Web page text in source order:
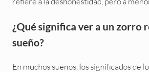
¿Qué significa ver a un zorro
sueño?
En muchos sueños, los significados de